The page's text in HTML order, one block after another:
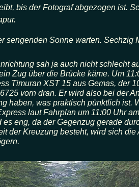
bis der Fotograf abgezogen ist.
sengenden Sonne warten. Sechzig
sah ja auch nicht schlecht
Zug über die Brücke käme. Um
Timuran XST 15 aus Gemas, der
vorn dran. Er wird also bei der
haben, was praktisch pünktlich ist.
laut Fahrplan um 11:00 Uhr
es eng, da der Gegenzug gerade
der Kreuzung besteht, wird sich die